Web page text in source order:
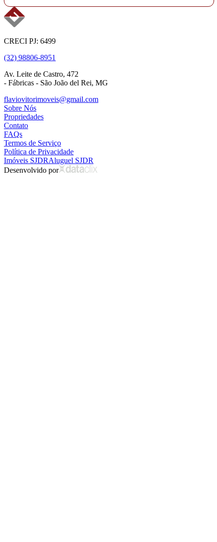
CRECI PJ: 6499
(32) 98806-8951
Av. Leite de Castro, 472
- Fábricas - São João del Rei, MG
flaviovitorimoveis@gmail.com
Sobre Nós
Propriedades
Contato
FAQs
Termos de Serviço
Política de Privacidade
Imóveis SJDRAluguel SJDR
Desenvolvido por